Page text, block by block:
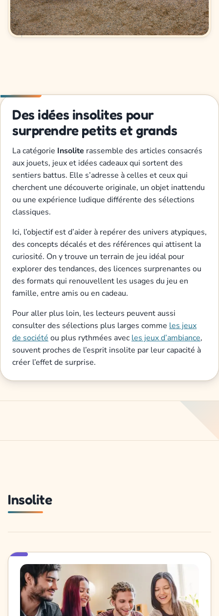
Des idées insolites pour
surprendre petits et grands
La catégorie Insolite rassemble des articles consacrés
aux jouets, jeux et idées cadeaux qui sortent des
sentiers battus. Elle s’adresse à celles et ceux qui
cherchent une découverte originale, un objet inattendu
ou une expérience ludique différente des sélections
classiques.
Ici, l’objectif est d’aider à repérer des univers atypiques,
des concepts décalés et des références qui attisent la
curiosité. On y trouve un terrain de jeu idéal pour
explorer des tendances, des licences surprenantes ou
des formats qui renouvellent les usages du jeu en
famille, entre amis ou en cadeau.
Pour aller plus loin, les lecteurs peuvent aussi
consulter des sélections plus larges comme les jeux
de société ou plus rythmées avec les jeux d’ambiance,
souvent proches de l’esprit insolite par leur capacité à
créer l’effet de surprise.
Insolite